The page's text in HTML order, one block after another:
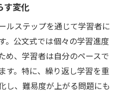
す変化
ルステップを通じて学習者に
。公文式では個々の学習進度
め、学習者は自分のペースで
す。特に、繰り返し学習を重
し、難易度が上がる問題にも